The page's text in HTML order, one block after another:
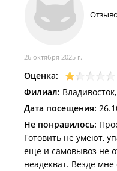
26 октября 2025 г.
Оценка:
Филиал:
Дата посещения:
Не понравилось:
Готовить не умеют,
еще и самовывоз не
неадекват. Везде